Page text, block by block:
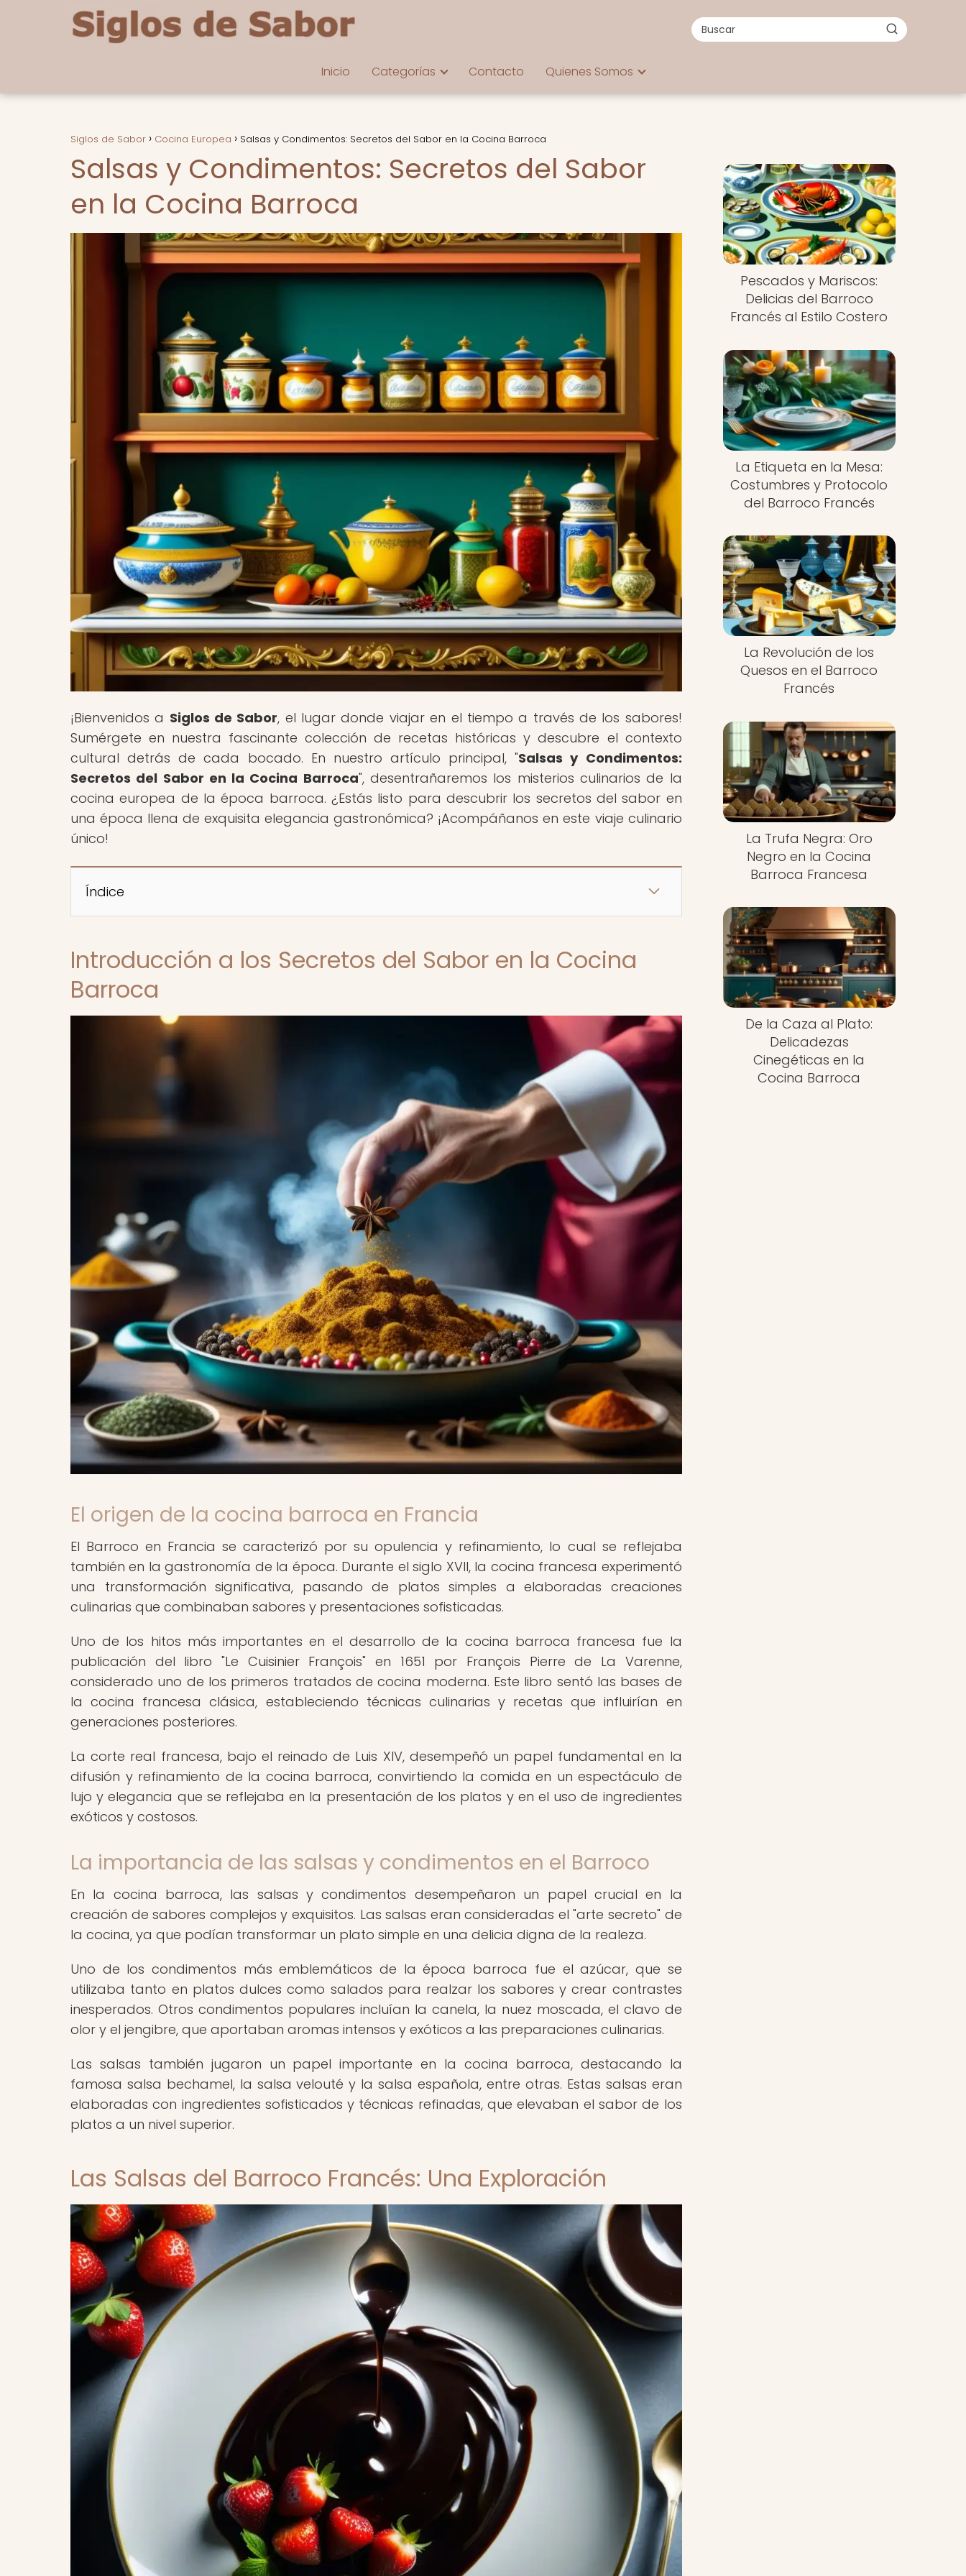
Inicio Categorías Contacto Quienes Somos
Siglos de Sabor Cocina Europea Salsas y Condimentos: Secretos del Sabor en la Cocina Barroca
Salsas y Condimentos: Secretos del Sabor
en la Cocina Barroca
¡Bienvenidos a Siglos de Sabor, el lugar donde viajar en el tiempo a través de los sabores!
Sumérgete en nuestra fascinante colección de recetas históricas y descubre el contexto
cultural detrás de cada bocado. En nuestro artículo principal, "Salsas y Condimentos:
Secretos del Sabor en la Cocina Barroca", desentrañaremos los misterios culinarios de la
cocina europea de la época barroca. ¿Estás listo para descubrir los secretos del sabor en
una época llena de exquisita elegancia gastronómica? ¡Acompáñanos en este viaje culinario
único!
Índice
Introducción a los Secretos del Sabor en la Cocina
Barroca
El origen de la cocina barroca en Francia
El Barroco en Francia se caracterizó por su opulencia y refinamiento, lo cual se reflejaba
también en la gastronomía de la época. Durante el siglo XVII, la cocina francesa experimentó
una transformación significativa, pasando de platos simples a elaboradas creaciones
culinarias que combinaban sabores y presentaciones sofisticadas.
Uno de los hitos más importantes en el desarrollo de la cocina barroca francesa fue la
publicación del libro "Le Cuisinier François" en 1651 por François Pierre de La Varenne,
considerado uno de los primeros tratados de cocina moderna. Este libro sentó las bases de
la cocina francesa clásica, estableciendo técnicas culinarias y recetas que influirían en
generaciones posteriores.
La corte real francesa, bajo el reinado de Luis XIV, desempeñó un papel fundamental en la
difusión y refinamiento de la cocina barroca, convirtiendo la comida en un espectáculo de
lujo y elegancia que se reflejaba en la presentación de los platos y en el uso de ingredientes
exóticos y costosos.
La importancia de las salsas y condimentos en el Barroco
En la cocina barroca, las salsas y condimentos desempeñaron un papel crucial en la
creación de sabores complejos y exquisitos. Las salsas eran consideradas el "arte secreto" de
la cocina, ya que podían transformar un plato simple en una delicia digna de la realeza.
Uno de los condimentos más emblemáticos de la época barroca fue el azúcar, que se
utilizaba tanto en platos dulces como salados para realzar los sabores y crear contrastes
inesperados. Otros condimentos populares incluían la canela, la nuez moscada, el clavo de
olor y el jengibre, que aportaban aromas intensos y exóticos a las preparaciones culinarias.
Las salsas también jugaron un papel importante en la cocina barroca, destacando la
famosa salsa bechamel, la salsa velouté y la salsa española, entre otras. Estas salsas eran
elaboradas con ingredientes sofisticados y técnicas refinadas, que elevaban el sabor de los
platos a un nivel superior.
Las Salsas del Barroco Francés: Una Exploración
Pescados y Mariscos:
Delicias del Barroco
Francés al Estilo Costero
La Etiqueta en la Mesa:
Costumbres y Protocolo
del Barroco Francés
La Revolución de los
Quesos en el Barroco
Francés
La Trufa Negra: Oro
Negro en la Cocina
Barroca Francesa
De la Caza al Plato:
Delicadezas
Cinegéticas en la
Cocina Barroca